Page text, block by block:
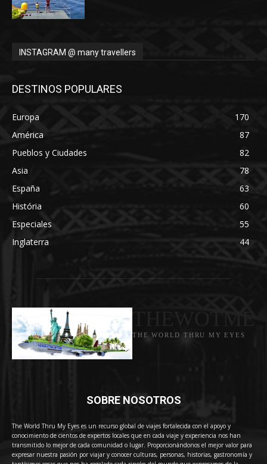
INSTAGRAM @ many travellers
DESTINOS POPULARES
Europa
170
América
87
Pueblos y Ciudades
82
Asia
78
España
63
História
60
Especiales
55
Inglaterra
44
THE WORLD THRU MY EYES
SOBRE NOSOTROS
The World Thru My Eyes es un recurso global de viajes fortalecida con el apoyo y
conocimiento de cientos de expertos locales que en cada viaje y experiencia nos han
transmitido lo mejor de cada comunidad o lugar. Proporcionándonos el mejor valor para
expresar nuestra pasión por viajar y conocer culturas, personas, historias, gastronomía y